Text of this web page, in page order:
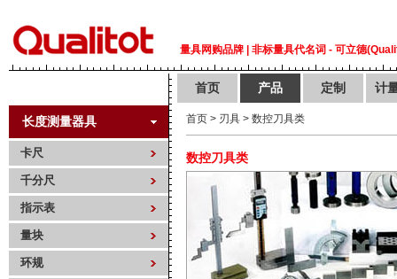
量具网购品牌 | 非标量具代名词 - 可立德
长度测量器具
卡尺
千分尺
指示表
量块
环规
首页 产品 定制 计
首页 > 刃具 > 数控刀具类
数控刀具类